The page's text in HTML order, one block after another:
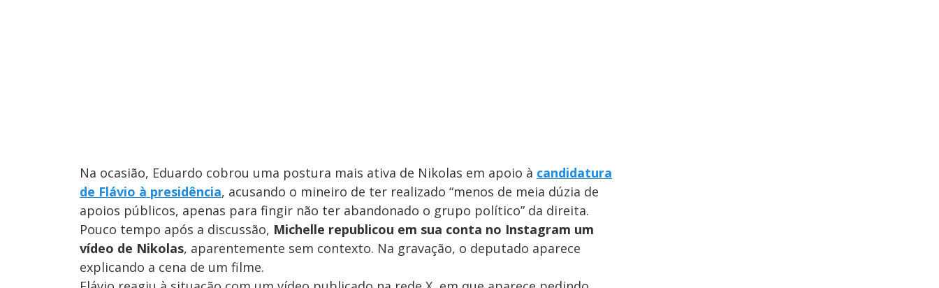
Na ocasião, Eduardo cobrou uma postura mais ativa de Nikolas em apoio à candidatura
de Flávio à presidência, acusando o mineiro de ter realizado “menos de meia dúzia de
apoios públicos, apenas para fingir não ter abandonado o grupo político” da direita.
Pouco tempo após a discussão, Michelle republicou em sua conta no Instagram um
vídeo de Nikolas, aparentemente sem contexto. Na gravação, o deputado aparece
explicando a cena de um filme.